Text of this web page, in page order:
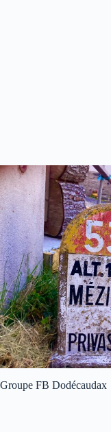
Groupe FB Dodécaudax